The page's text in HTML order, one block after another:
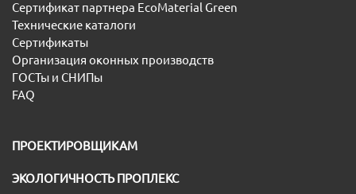
Сертификат партнера EcoMaterial Green
Технические каталоги
Сертификаты
Организация оконных производств
ГОСТы и СНИПы
FAQ
ПРОЕКТИРОВЩИКАМ
ЭКОЛОГИЧНОСТЬ ПРОПЛЕКС